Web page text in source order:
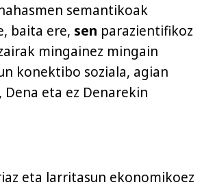
semantikoak
baita ere, sen parazientifikoz
mingainez mingain
konektibo soziala, agian
eta ez Denarekin
eta larritasun ekonomikoez